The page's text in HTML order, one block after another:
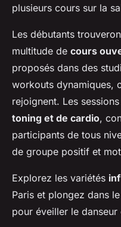
plusieurs cours sur la
Les débutants
multitude de cours
proposés dans des
workouts dynamiques,
rejoignent. Les
toning et de cardio,
participants de tous
de groupe positif et
Explorez les variétés
Paris et plongez dans
pour éveiller le